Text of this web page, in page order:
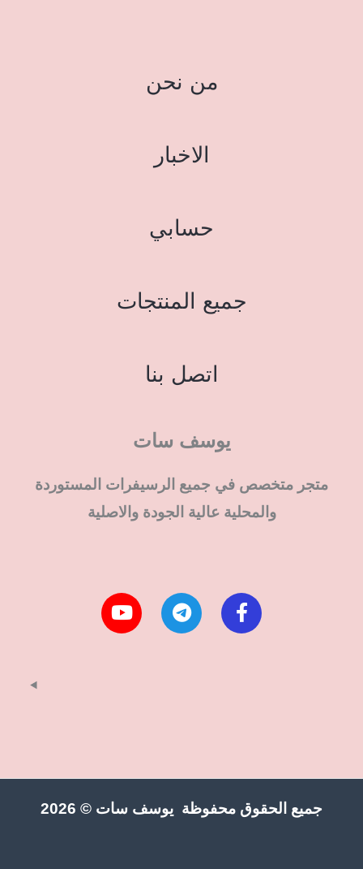
من نحن
الاخبار
حسابي
جميع المنتجات
اتصل بنا
يوسف سات
متجر متخصص في جميع الرسيفرات المستوردة
والمحلية عالية الجودة والاصلية
جميع الحقوق محفوظة يوسف سات © 2026